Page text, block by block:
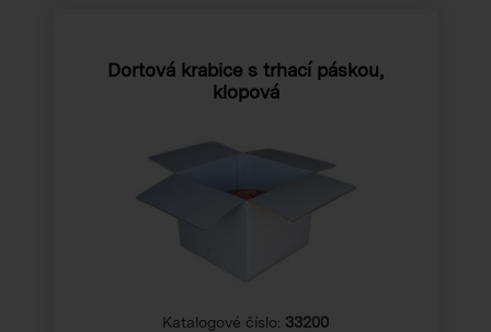
Dortová krabice s trhací páskou,
klopová
Katalogové číslo: 33200